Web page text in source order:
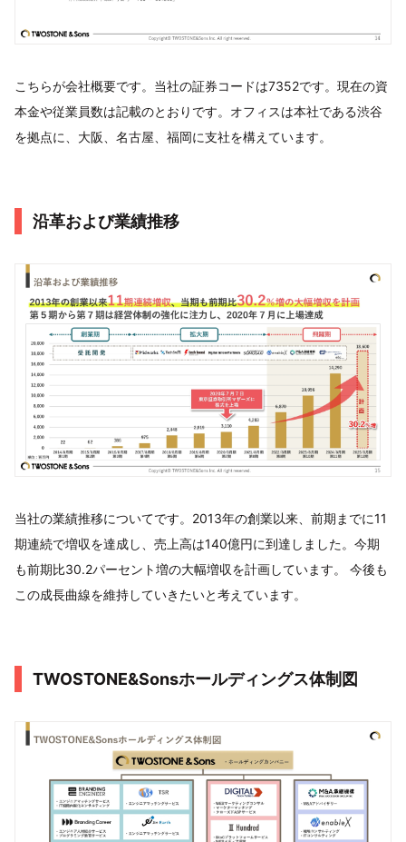
こちらが会社概要です。当社の証券コードは7352です。現在の資
本金や従業員数は記載のとおりです。オフィスは本社である渋谷
を拠点に、大阪、名古屋、福岡に支社を構えています。
沿革および業績推移
当社の業績推移についてです。2013年の創業以来、前期までに11
期連続で増収を達成し、売上高は140億円に到達しました。今期
も前期比30.2パーセント増の大幅増収を計画しています。 今後も
この成長曲線を維持していきたいと考えています。
TWOSTONE&Sonsホールディングス体制図